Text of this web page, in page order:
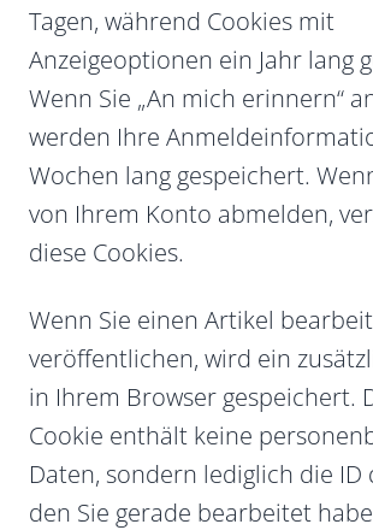
Tagen, während Cookies mit
Anzeigeoptionen ein Jahr lang
Wenn Sie „An mich erinnern“
werden Ihre
Wochen lang gespeichert.
von Ihrem Konto abmelden,
diese Cookies.
Wenn Sie einen Artikel
veröffentlichen, wird ein
in Ihrem Browser gespeichert.
Cookie enthält keine
Daten, sondern lediglich die ID
den Sie gerade bearbeitet